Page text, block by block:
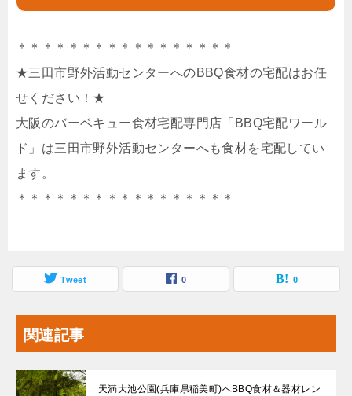
＊＊＊＊＊＊＊＊＊＊＊＊＊＊＊＊＊
★三田市野外活動センターへのBBQ食材の宅配はお任
せください！★
大阪のバーベキュー食材宅配専門店「BBQ宅配ワール
ド」は三田市野外活動センターへも食材を宅配してい
ます。
＊＊＊＊＊＊＊＊＊＊＊＊＊＊＊＊＊
Tweet 0 0
関連記事
天満大池公園(兵庫県稲美町)へBBQ食材＆器材レン